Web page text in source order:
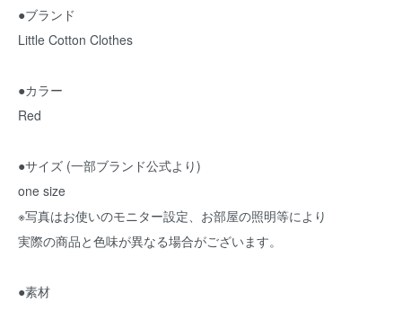
●ブランド
Little Cotton Clothes
●カラー
Red
●サイズ (一部ブランド公式より)
one size
※写真はお使いのモニター設定、お部屋の照明等により
実際の商品と色味が異なる場合がございます。
●素材